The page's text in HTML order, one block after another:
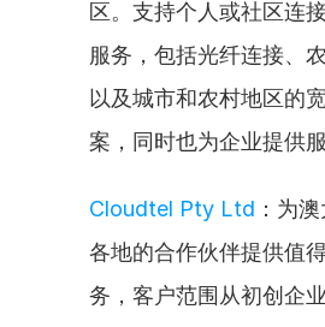
区。支持个人或社区连
服务，包括光纤连接、
以及城市和农村地区的
案，同时也为企业提供服
Cloudtel Pty Ltd ：为
各地的合作伙伴提供值
务，客户范围从初创企